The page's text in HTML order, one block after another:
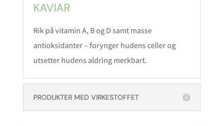
KAVIAR
Rik på vitamin A, B og D samt masse
antioksidanter – forynger hudens celler og
utsetter hudens aldring merkbart.
PRODUKTER MED VIRKESTOFFET